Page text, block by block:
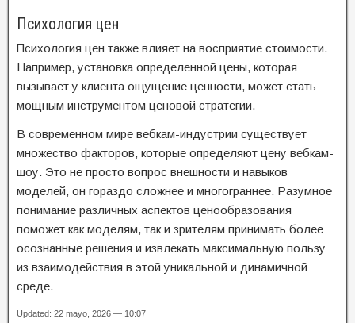
Психология цен
Психология цен также влияет на восприятие стоимости.
Например, установка определенной цены, которая
вызывает у клиента ощущение ценности, может стать
мощным инструментом ценовой стратегии.
В современном мире вебкам-индустрии существует
множество факторов, которые определяют цену вебкам-
шоу. Это не просто вопрос внешности и навыков
моделей, он гораздо сложнее и многограннее. Разумное
понимание различных аспектов ценообразования
поможет как моделям, так и зрителям принимать более
осознанные решения и извлекать максимальную пользу
из взаимодействия в этой уникальной и динамичной
среде.
Updated: 22 mayo, 2026 — 10:07